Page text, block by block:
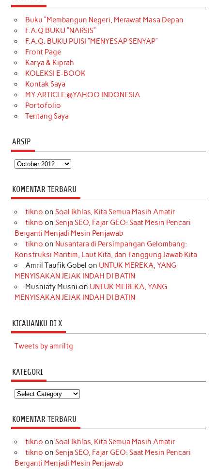
e
b
o
o
k
t
a
g
r
a
m
T
o
k
t
e
r
k
e
d
t
t
e
T
u
b
Buku “Membangun Negeri, Merawat Masa Depan
F.A.Q BUKU “NARSIS”
F.A.Q. BUKU PUISI “MENYESAP SENYAP”
Front Page
Karya & Kiprah
KOLEKSI E-BOOK
Kontak Saya
MY ARTICLE @YAHOO INDONESIA
Portofolio
Tentang Saya
ARSIP
Arsip
KOMENTAR TERBARU
tikno on Soal Ikhlas, Kita Semua Masih Amatir
tikno on Senja SEO, Fajar GEO: Saat Mesin Pencari
Berganti Menjadi Mesin Penjawab
tikno on Nusantara di Persimpangan Gelombang:
Konstruksi Maritim, Laut Kita, dan Tanggung Jawab Kita
Amril Taufik Gobel on UNTUK MEREKA, YANG
MENYISAKAN JEJAK INDAH DI BATIN
Musniaty Musni on UNTUK MEREKA, YANG
MENYISAKAN JEJAK INDAH DI BATIN
KICAUANKU DI X
Tweets by amriltg
KATEGORI
Kategori
KOMENTAR TERBARU
tikno on Soal Ikhlas, Kita Semua Masih Amatir
tikno on Senja SEO, Fajar GEO: Saat Mesin Pencari
Berganti Menjadi Mesin Penjawab